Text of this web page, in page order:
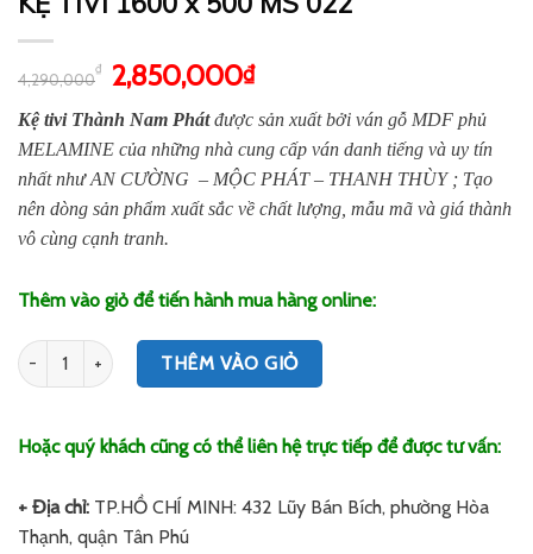
4,290,000
₫ 2,850,000₫
Kệ tivi Thành Nam Phátđược sản xuất bởi ván gỗ MDF phủ
MELAMINE của những nhà cung cấp ván danh tiếng và uy tín
nhất như AN CƯỜNG – MỘC PHÁT – THANH THÙY ; Tạo
nên dòng sản phẩm xuất sắc về chất lượng, mẫu mã và giá thành
vô cùng cạnh tranh.
Thêm vào giỏ để tiến hành mua hàng online:
Số lượng THÊM VÀO GIỎ
Hoặc quý khách cũng có thể liên hệ trực tiếp để được tư vấn:
+ Địa chỉ: TP.HỒ CHÍ MINH: 432 Lũy Bán Bích, phường Hòa
Thạnh, quận Tân Phú